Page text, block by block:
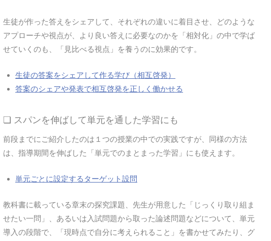
生徒が作った答えをシェアして、それぞれの違いに着目させ、どのような
アプローチや視点が、より良い答えに必要なのかを「相対化」の中で学ば
せていくのも、「見比べる視点」を養うのに効果的です。
生徒の答案をシェアして作る学び（相互啓発）
答案のシェアや発表で相互啓発を正しく働かせる
❏ スパンを伸ばして単元を通した学習にも
前段までにご紹介したのは１つの授業の中での実践ですが、同様の方法
は、指導期間を伸ばした「単元でのまとまった学習」にも使えます。
単元ごとに設定するターゲット設問
教科書に載っている章末の探究課題、先生が用意した「じっくり取り組ま
せたい一問」、あるいは入試問題から取った論述問題などについて、単元
導入の段階で、「現時点で自分に考えられること」を書かせてみたり、グ